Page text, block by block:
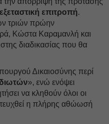
εξεταστική επιτροπή.
τριών πρώην
Κώστα Καραμανλή και
διαδικασίας που θα
Δικαιοσύνης περί
», ενώ ενόψει
να κληθούν όλοι οι
η πλήρης αθώωσή